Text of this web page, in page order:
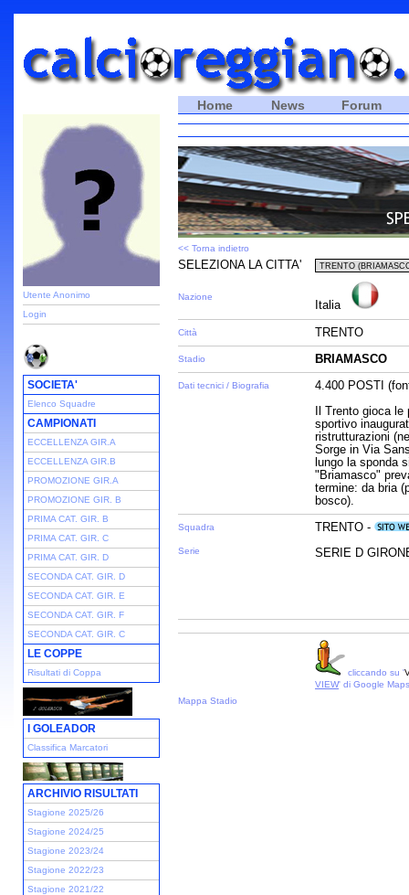
Utente Anonimo
Login
SOCIETA'
Elenco Squadre
CAMPIONATI
ECCELLENZA GIR.A
ECCELLENZA GIR.B
PROMOZIONE GIR.A
PROMOZIONE GIR. B
PRIMA CAT. GIR. B
PRIMA CAT. GIR. C
PRIMA CAT. GIR. D
SECONDA CAT. GIR. D
SECONDA CAT. GIR. E
SECONDA CAT. GIR. F
SECONDA CAT. GIR. C
LE COPPE
Risultati di Coppa
I GOLEADOR
Classifica Marcatori
ARCHIVIO RISULTATI
Stagione 2025/26
Stagione 2024/25
Stagione 2023/24
Stagione 2022/23
Stagione 2021/22
Home News Forum
<< Torna indietro
SELEZIONA LA CITTA'
Nazione
Italia
Città TRENTO
Stadio BRIAMASCO
Dati tecnici / Biografia
4.400 POSTI
Il Trento gioca
sportivo
ristrutturazioni
Sorge in Via
lungo la sponda
"Briamasco"
termine: da bria
bosco).
Squadra
Serie
TRENTO -
SERIE D
cliccando su '
VIEW' di Google Maps
Mappa Stadio